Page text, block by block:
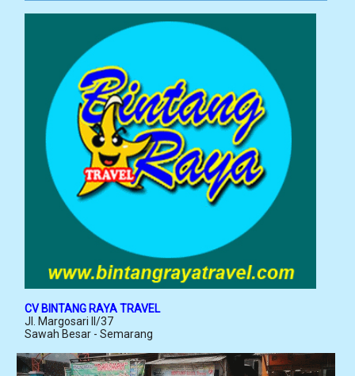
CV BINTANG RAYA TRAVEL
Jl. Margosari II/37
Sawah Besar - Semarang